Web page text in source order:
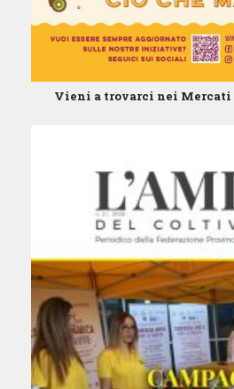
Vieni a trovarci nei Mercati